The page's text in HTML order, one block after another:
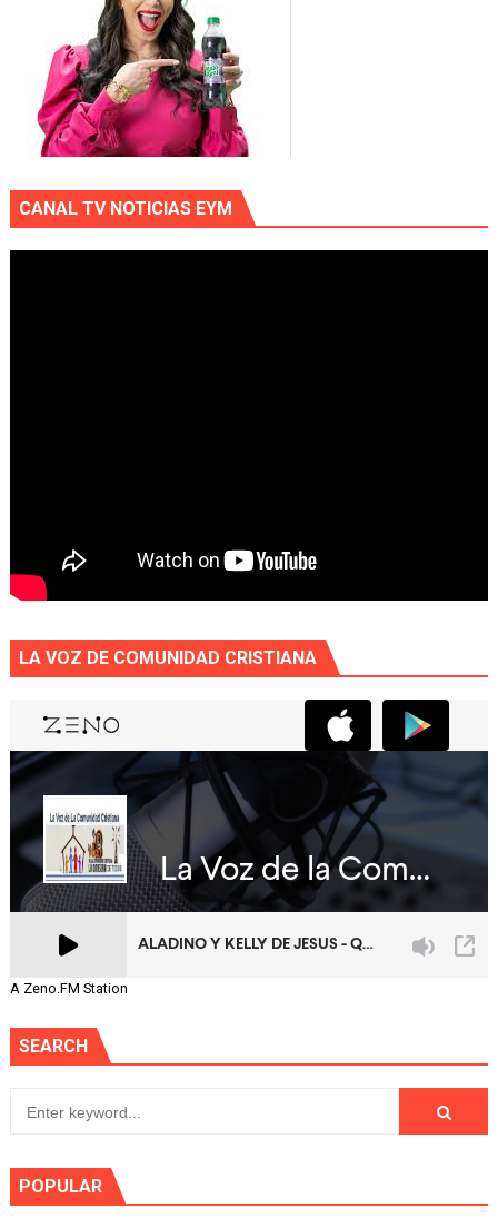
CANAL TV NOTICIAS EYM
LA VOZ DE COMUNIDAD CRISTIANA
A Zeno.FM Station
SEARCH
POPULAR